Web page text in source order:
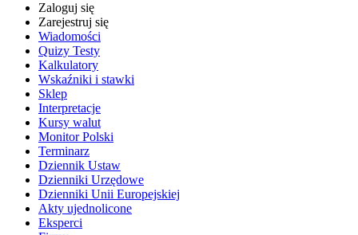
Zaloguj się
Zarejestruj się
Wiadomości
Quizy Testy
Kalkulatory
Wskaźniki i stawki
Sklep
Interpretacje
Kursy walut
Monitor Polski
Terminarz
Dziennik Ustaw
Dzienniki Urzędowe
Dzienniki Unii Europejskiej
Akty ujednolicone
Eksperci